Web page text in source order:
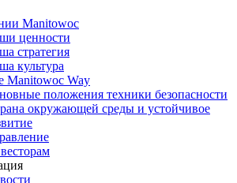
Manitowoc
ценности
стратегия
культура
Manitowoc Way
положения техники безопасности
окружающей среды и устойчивое